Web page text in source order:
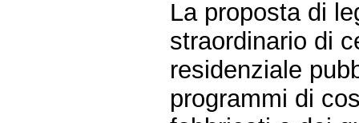
La proposta di
straordinario di
residenziale
programmi di